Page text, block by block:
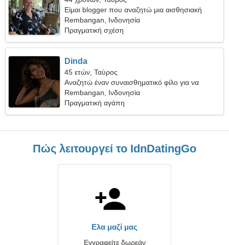
Είμαι blogger που αναζητώ μια αισθησιακή
γυναίκα
Rembangan, Ινδονησία
Πραγματική σχέση
Dinda
45 ετών, Ταύρος
Αναζητώ έναν συναισθηματικό φίλο για να
κάνουμε μαζί σκι
Rembangan, Ινδονησία
Πραγματική αγάπη
Πώς λειτουργεί το IdnDatingGo
Ελα μαζί μας
Εγγραφείτε δωρεάν